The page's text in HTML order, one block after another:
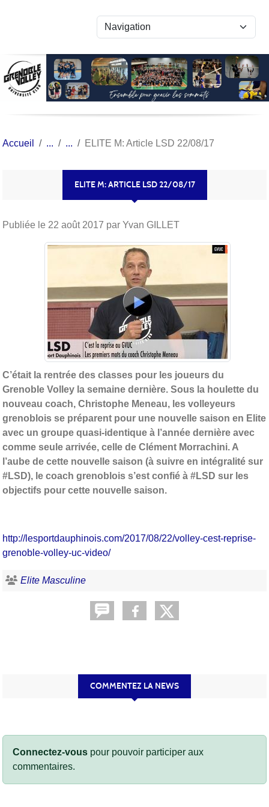
Accueil ELITE M: Article LSD 22/08/17
ELITE M: ARTICLE LSD 22/08/17
Publiée le 22 août 2017 par Yvan GILLET
C’était la rentrée des classes pour les joueurs du
Grenoble Volley la semaine dernière. Sous la houlette du
nouveau coach, Christophe Meneau, les volleyeurs
grenoblois se préparent pour une nouvelle saison en Elite
avec un groupe quasi-identique à l’année dernière avec
comme seule arrivée, celle de Clément Morrachini. A
l’aube de cette nouvelle saison (à suivre en intégralité sur
#LSD), le coach grenoblois s’est confié à #LSD sur les
objectifs pour cette nouvelle saison.
http://lesportdauphinois.com/2017/08/22/volley-cest-reprise-
grenoble-volley-uc-video/
Elite Masculine
COMMENTEZ LA NEWS
Connectez-vous pour pouvoir participer aux
commentaires.